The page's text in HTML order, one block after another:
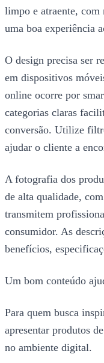
limpo e atraente, com
uma boa experiência
O design precisa ser
em dispositivos
online ocorre por
categorias claras
conversão. Utilize
ajudar o cliente a
A fotografia dos
de alta qualidade,
transmitem
consumidor. As
benefícios,
Um bom conteúdo
Para quem busca
apresentar produtos
no ambiente digital.